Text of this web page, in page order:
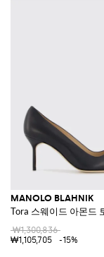
MANOLO BLAHNIK
Tora 스웨이드 아몬드
₩1,300,836
₩1,105,705
-15%